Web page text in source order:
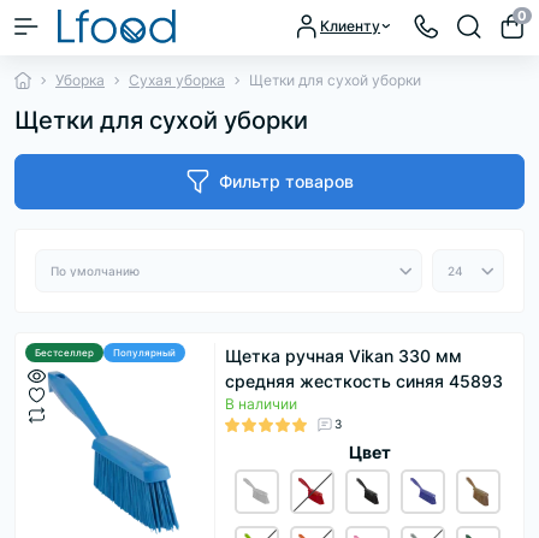
Клиенту
0
Уборка Сухая уборка Щетки для сухой уборки
Щетки для сухой уборки
Фильтр товаров
Бестселлер Популярный
Щетка ручная Vikan 330 мм
средняя жесткость синяя 45893
В наличии
3
Цвет